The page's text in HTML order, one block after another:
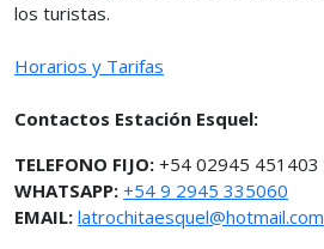
los turistas.
Horarios y Tarifas
Contactos Estación Esquel:
TELEFONO FIJO: +54 02945 451403
WHATSAPP: +54 9 2945 335060
EMAIL: latrochitaesquel@hotmail.com